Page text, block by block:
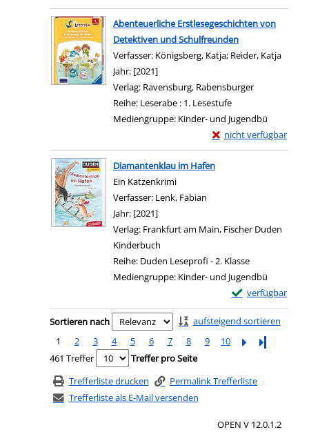
Zum Download
Abenteuerliche Erstlesegeschichten von
Detektiven und Schulfreunden
Verfasser: Königsberg, Katja; Reider, Katja
Jahr: [2021]
Verlag: Ravensburg, Rabensburger
Reihe: Leserabe : 1. Lesestufe
Mediengruppe: Kinder- und Jugendbü
nicht verfügbar
Exemplar-Details von
Zum Download von
Diamantenklau im Hafen
Ein Katzenkrimi
Verfasser: Lenk, Fabian
Jahr: [2021]
Verlag: Frankfurt am Main, Fischer Duden
Kinderbuch
Reihe: Duden Leseprofi - 2. Klasse
Mediengruppe: Kinder- und Jugendbü
verfügbar
Exemplar-
Zum Download
Zu den Suchfiltern springen
Sortieren nach
aufsteigend sortieren
1
2 3 4 5 6 7 8 9 10
Letzte Seite
461 Treffer
Treffer pro Seite
Trefferliste drucken
Permalink Trefferliste
Trefferliste als E-Mail versenden
OPEN V 12.0.1.2